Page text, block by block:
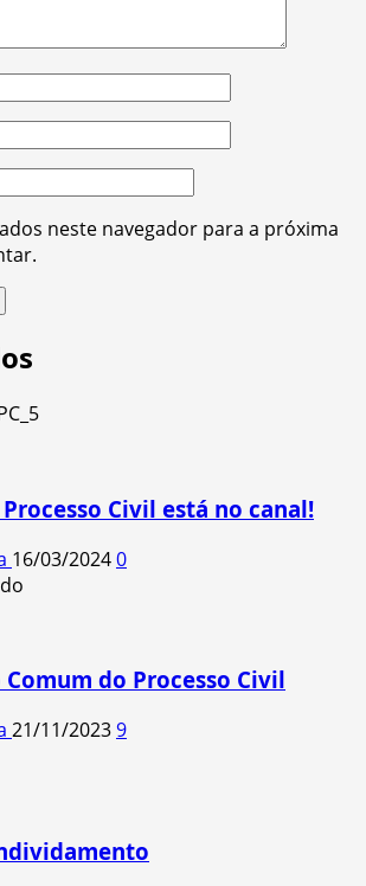
neste navegador para a próxima
Civil está no canal!
16/03/20240
do Processo Civil
21/11/20239